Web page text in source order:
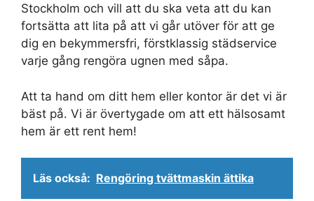
Stockholm och vill att du ska veta att du kan
fortsätta att lita på att vi går utöver för att ge
dig en bekymmersfri, förstklassig städservice
varje gång rengöra ugnen med såpa.
Att ta hand om ditt hem eller kontor är det vi är
bäst på. Vi är övertygade om att ett hälsosamt
hem är ett rent hem!
Läs också: Rengöring tvättmaskin ättika